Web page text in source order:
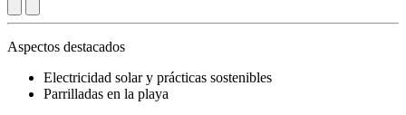
Aspectos destacados
Electricidad solar y prácticas sostenibles
Parrilladas en la playa